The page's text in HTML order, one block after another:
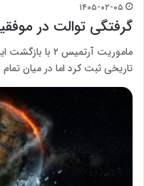
۱۴۰۵-۰۲-۰۵
گرفتگی توالت در
ماموریت آرتمیس
تاریخی ثبت کرد اما در میان